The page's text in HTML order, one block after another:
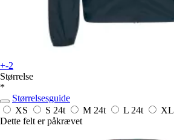
+-2
Størrelse
*
Størrelsesguide
XS
S 24t M 24t L 24t XL
Dette felt er påkrævet